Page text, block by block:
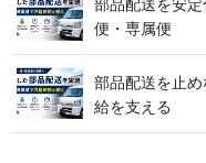
便 ・ 専 属 便
部品配送を止
給 を 支 え る